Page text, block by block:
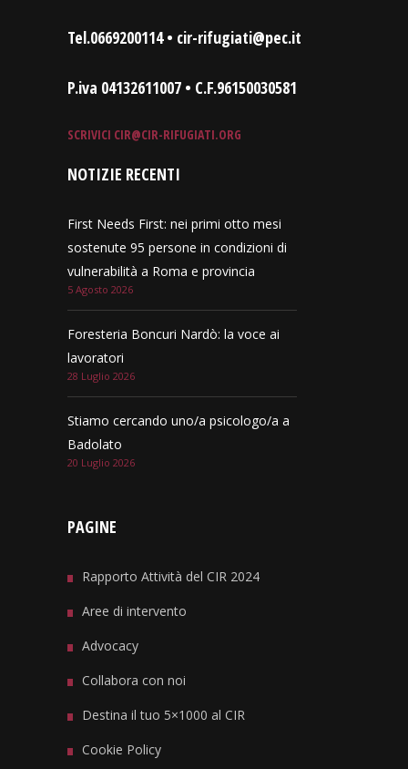
Tel.0669200114 • cir-rifugiati@pec.it
P.iva 04132611007 • C.F.96150030581
SCRIVICI CIR@CIR-RIFUGIATI.ORG
NOTIZIE RECENTI
First Needs First: nei primi otto mesi
sostenute 95 persone in condizioni di
vulnerabilità a Roma e provincia
5 Agosto 2026
Foresteria Boncuri Nardò: la voce ai
lavoratori
28 Luglio 2026
Stiamo cercando uno/a psicologo/a a
Badolato
20 Luglio 2026
PAGINE
Rapporto Attività del CIR 2024
Aree di intervento
Advocacy
Collabora con noi
Destina il tuo 5×1000 al CIR
Cookie Policy